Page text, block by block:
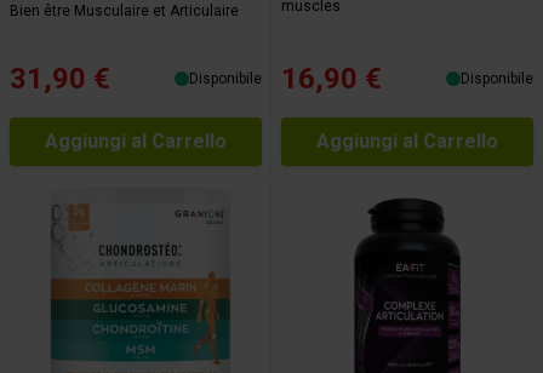
Bien être Musculaire et Articulaire
31,90 € Disponibile
Aggiungi al Carrello
muscles
16,90 € Disponibile
Aggiungi al Carrello